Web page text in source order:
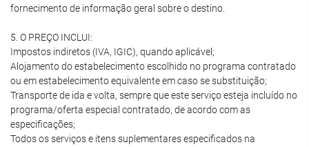
fornecimento de informação geral sobre o destino.
5. O PREÇO INCLUI:
Impostos indiretos (IVA, IGIC), quando aplicável;
Alojamento do estabelecimento escolhido no programa contratado
ou em estabelecimento equivalente em caso se substituição;
Transporte de ida e volta, sempre que este serviço esteja incluído no
programa/oferta especial contratado, de acordo com as
especificações;
Todos os serviços e itens suplementares especificados na